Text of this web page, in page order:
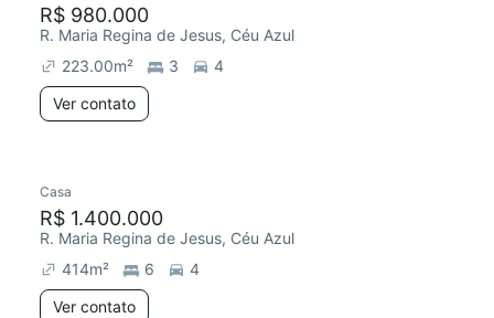
R$ 980.000
R. Maria Regina de Jesus, Céu Azul
223.00m² 3
4
Ver contato
Casa
R$ 1.400.000
R. Maria Regina de Jesus, Céu Azul
414m² 6
4
Ver contato